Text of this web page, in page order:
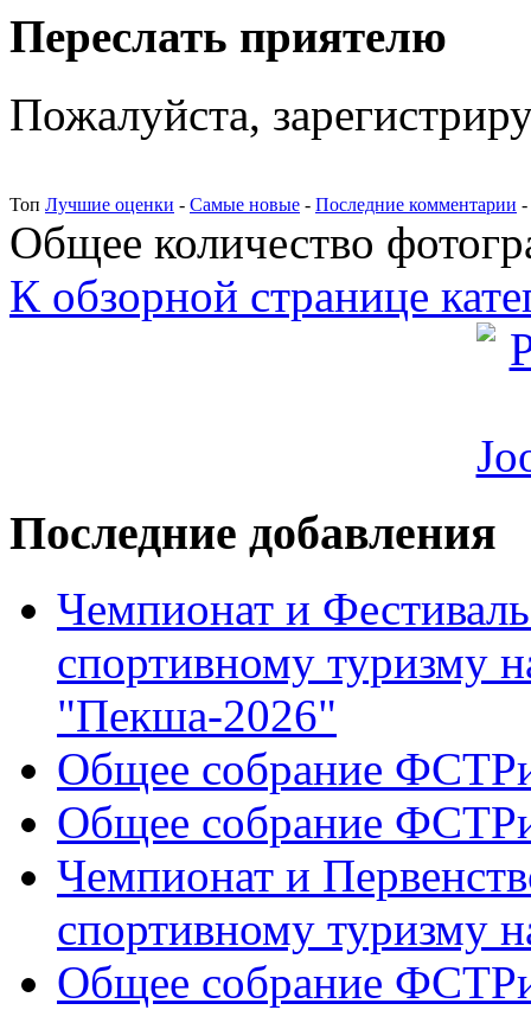
Переслать приятелю
Пожалуйста,
Топ Лучшие оценки - Самые новые - Последние комментарии -
Общее количество
К обзорной странице
Последние добавления
Чемпионат и
спортивному туризму
"Пекша-2026"
Общее собрание
Общее собрание
Чемпионат и
спортивному туризму
Общее собрание